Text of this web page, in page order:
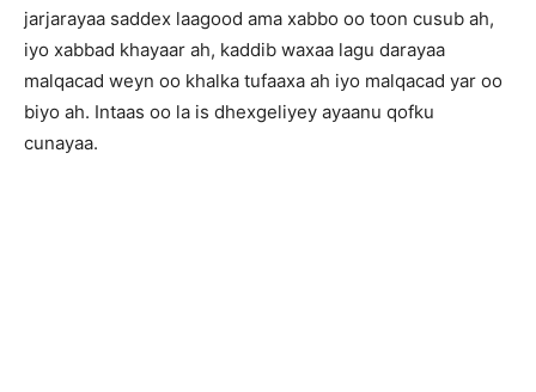
jarjarayaa saddex laagood ama xabbo oo toon cusub ah,
iyo xabbad khayaar ah, kaddib waxaa lagu darayaa
malqacad weyn oo khalka tufaaxa ah iyo malqacad yar oo
biyo ah. Intaas oo la is dhexgeliyey ayaanu qofku
cunayaa.